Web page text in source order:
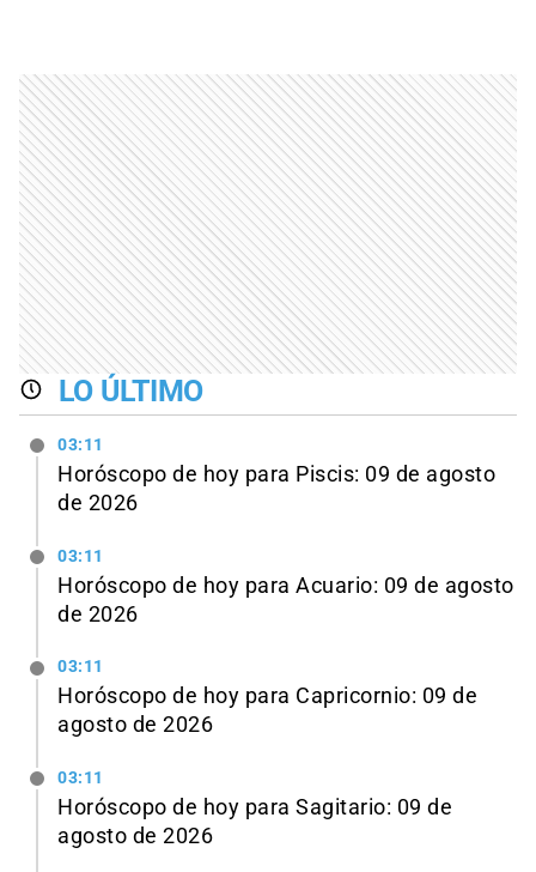
LO ÚLTIMO
03:11
Horóscopo de hoy para Piscis: 09 de agosto
de 2026
03:11
Horóscopo de hoy para Acuario: 09 de agosto
de 2026
03:11
Horóscopo de hoy para Capricornio: 09 de
agosto de 2026
03:11
Horóscopo de hoy para Sagitario: 09 de
agosto de 2026